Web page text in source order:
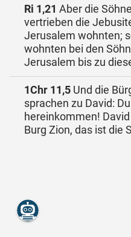
Ri 1,21 Aber die
vertrieben die
Jerusalem wohnten;
wohnten bei den
Jerusalem bis zu
1Chr 11,5 Und die
sprachen zu David:
hereinkommen!
Burg Zion, das ist die